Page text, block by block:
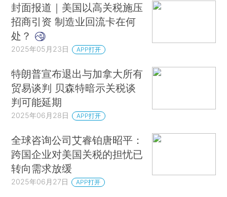
封面报道｜美国以高关税施压
招商引资 制造业回流卡在何
处？
2025年05月23日 APP打开
特朗普宣布退出与加拿大所有
贸易谈判 贝森特暗示关税谈
判可能延期
2025年06月28日 APP打开
全球咨询公司艾睿铂唐昭平：
跨国企业对美国关税的担忧已
转向需求放缓
2025年06月27日 APP打开